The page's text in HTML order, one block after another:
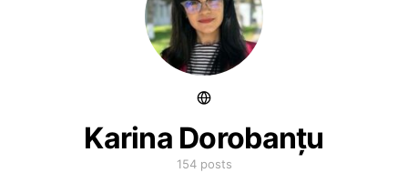
Karina Dorobanțu
154 posts